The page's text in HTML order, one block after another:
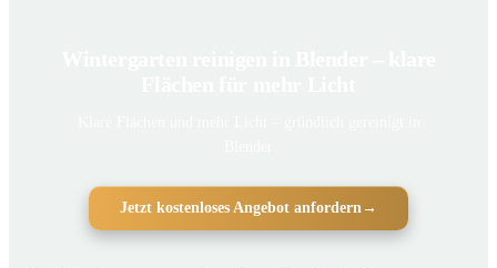
Jetzt kostenloses Angebot anfordern→